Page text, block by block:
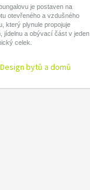
je postaven na
otevřeného a vzdušného
který plynule propojuje
jídelnu a obývací část v jeden
celek.
Design bytů a domů